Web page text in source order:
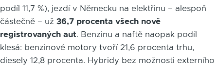
podíl 11,7 %), jezdí v Německu na elektřinu – alespoň
částečně – už 36,7 procenta všech nově
registrovaných aut. Benzinu a naftě naopak podíl
klesá: benzinové motory tvoří 21,6 procenta trhu,
diesely 12,8 procenta. Hybridy bez možnosti externího